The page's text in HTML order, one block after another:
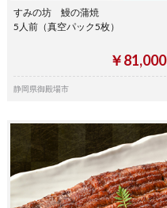
すみの坊 鰻の蒲焼
5人前（真空パック5枚）
￥81,000
静岡県御殿場市